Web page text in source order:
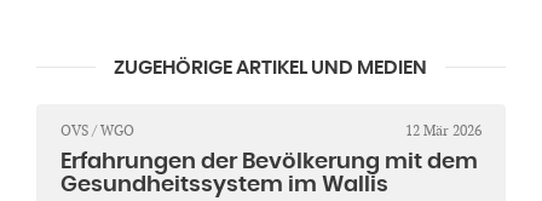
ZUGEHÖRIGE ARTIKEL UND MEDIEN
OVS / WGO 12 Mär 2026
Erfahrungen der Bevölkerung mit dem
Gesundheitssystem im Wallis